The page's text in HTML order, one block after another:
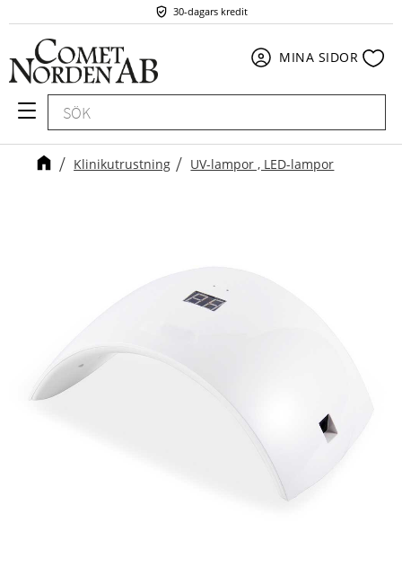
Meny
30-dagars kredit
MINA SIDOR
Klinikutrustning UV-lampor , LED-lampor